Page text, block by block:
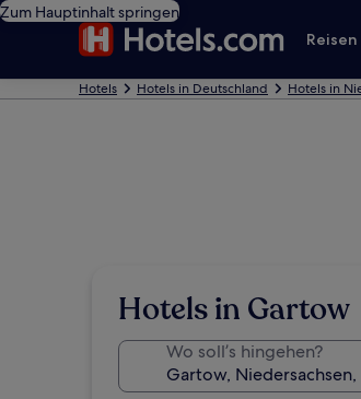
Zum Hauptinhalt springen
Hotels Hotels in Deutschland Hotels in
Hotels in Gartow
Wo soll’s hingehen?